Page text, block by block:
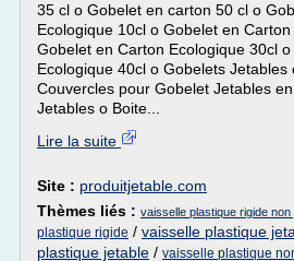
35 cl o Gobelet en carton 50 cl o
Ecologique 10cl o Gobelet en
Gobelet en Carton Ecologique 30cl
Ecologique 40cl o Gobelets Jetables
Couvercles pour Gobelet Jetables
Jetables o Boite...
Lire la suite
Site : produitjetable.com
Thèmes liés : vaisselle plastique rigide non
plastique rigide / vaisselle plastique
plastique jetable / vaisselle plastique